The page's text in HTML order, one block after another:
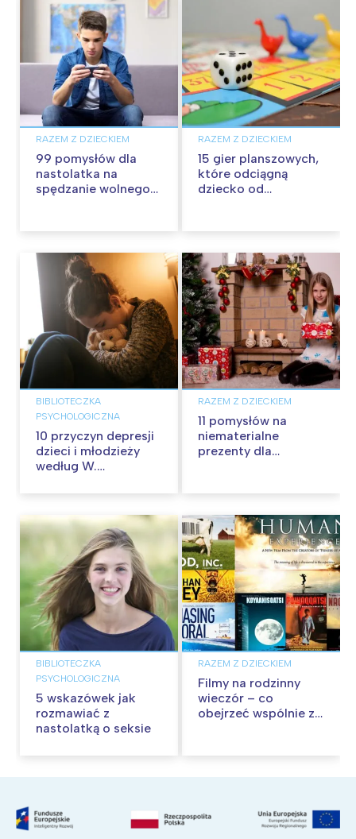
RAZEM Z DZIECKIEM
99 pomysłów dla
nastolatka na
spędzanie wolnego
RAZEM Z DZIECKIEM
15 gier planszowych,
które odciągną
dziecko od
BIBLIOTECZKA
PSYCHOLOGICZNA
10 przyczyn depresji
dzieci i młodzieży
według W.
RAZEM Z DZIECKIEM
11 pomysłów na
niematerialne
prezenty dla
BIBLIOTECZKA
PSYCHOLOGICZNA
5 wskazówek jak
rozmawiać z
nastolatką o seksie
RAZEM Z DZIECKIEM
Filmy na rodzinny
wieczór – co
obejrzeć wspólnie z